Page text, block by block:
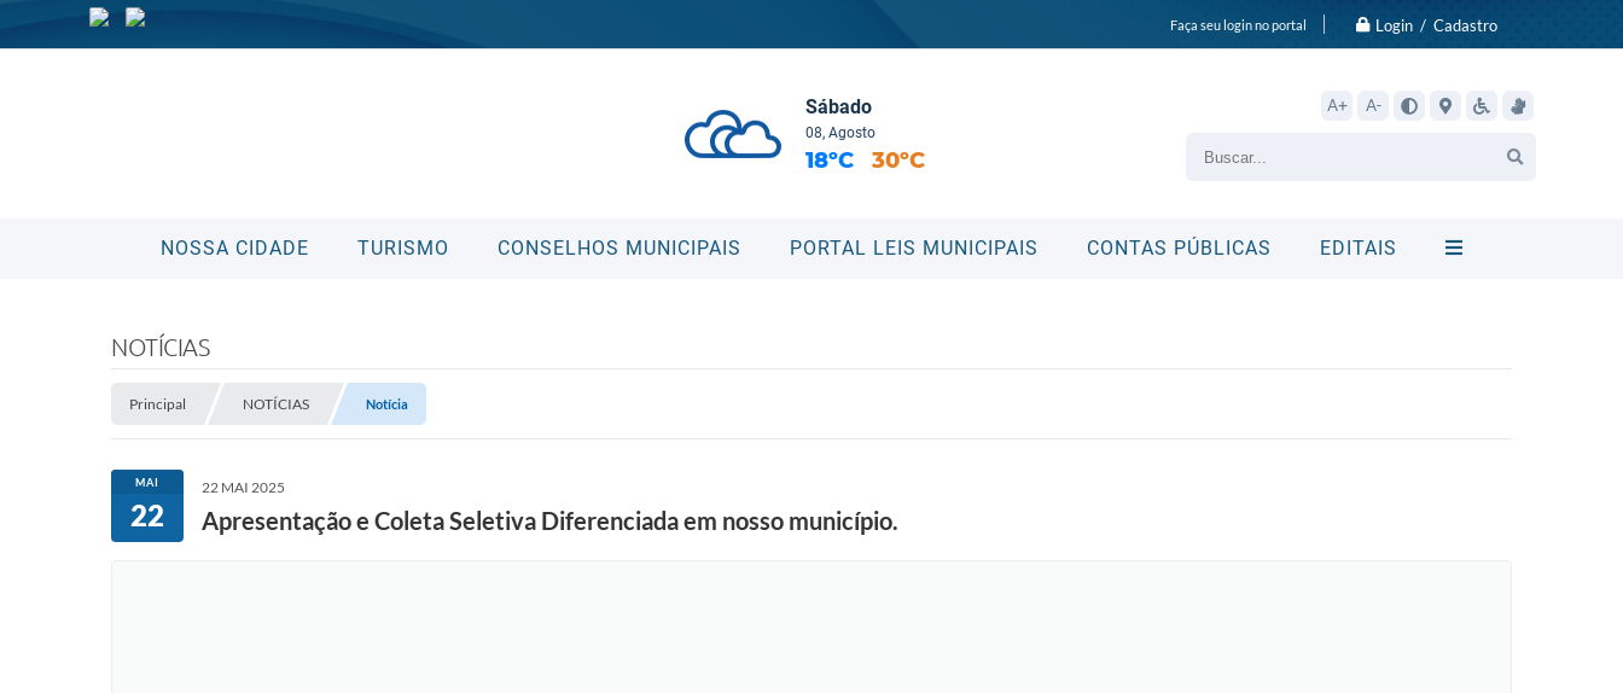
Faça seu login no portal Login / Cadastro
A+ A-
Sábado
08, Agosto
18ºC 30ºC
NOSSA CIDADE TURISMO CONSELHOS MUNICIPAIS PORTAL LEIS MUNICIPAIS CONTAS PÚBLICAS EDITAIS
NOTÍCIAS
Principal NOTÍCIAS Notícia
MAI
22
22 MAI 2025
Apresentação e Coleta Seletiva Diferenciada em nosso município.